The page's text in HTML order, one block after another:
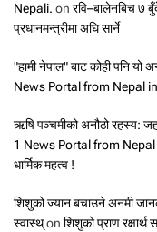
Nepali. on रवि–बालेनबिच ७
प्रधानमन्त्रीमा अघि सार्ने
"हामी नेपाल" बाट कोही पनि
News Portal from Nepal
ऋषि पञ्चमीको अनौठो रहस्य:
1 News Portal from
धार्मिक महत्व !
शिशुको ज्यान बचाउने अनमी
स्वास्थ्on शिशुको प्राण